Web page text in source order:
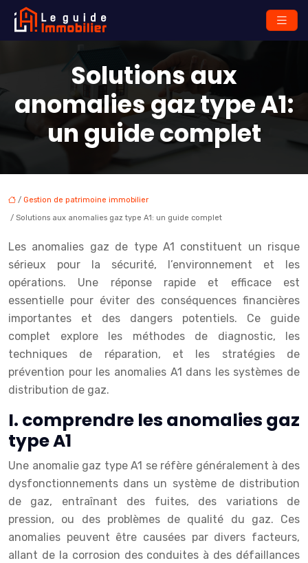
Solutions aux
anomalies gaz type A1:
un guide complet
/ Gestion de patrimoine immobilier
/ Solutions aux anomalies gaz type A1: un guide complet
Les anomalies gaz de type A1 constituent un risque
sérieux pour la sécurité, l’environnement et les
opérations. Une réponse rapide et efficace est
essentielle pour éviter des conséquences financières
importantes et des dangers potentiels. Ce guide
complet explore les méthodes de diagnostic, les
techniques de réparation, et les stratégies de
prévention pour les anomalies A1 dans les systèmes de
distribution de gaz.
I. comprendre les anomalies gaz
type A1
Une anomalie gaz type A1 se réfère généralement à des
dysfonctionnements dans un système de distribution
de gaz, entraînant des fuites, des variations de
pression, ou des problèmes de qualité du gaz. Ces
anomalies peuvent être causées par divers facteurs,
allant de la corrosion des conduites à des défaillances